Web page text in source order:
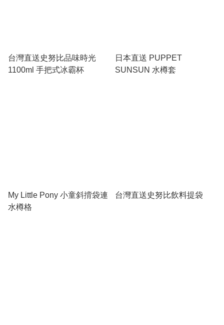
台灣直送史努比品味時光
1100ml 手把式冰霸杯
日本直送 PUPPET
SUNSUN 水樽套
My Little Pony 小童斜揹袋連
水樽格
台灣直送史努比飲料提袋